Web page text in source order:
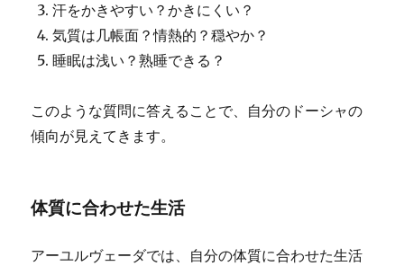
汗をかきやすい？かきにくい？
気質は几帳面？情熱的？穏やか？
睡眠は浅い？熟睡できる？
このような質問に答えることで、自分のドーシャの
傾向が見えてきます。
体質に合わせた生活
アーユルヴェーダでは、自分の体質に合わせた生活